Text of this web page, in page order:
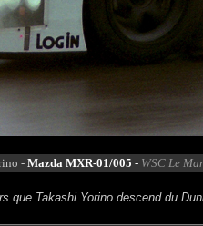
-Mazda MXR-01/005 - WSC Le
que Takashi Yorino descend du